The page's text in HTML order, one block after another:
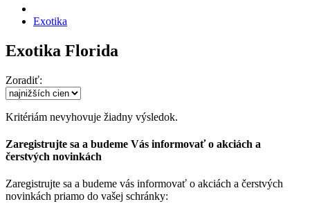
Exotika
Exotika Florida
Zoradiť:
Kritériám nevyhovuje žiadny výsledok.
Zaregistrujte sa a budeme Vás informovať o akciách a
čerstvých novinkách
Zaregistrujte sa a budeme vás informovať o akciách a čerstvých
novinkách priamo do vašej schránky: